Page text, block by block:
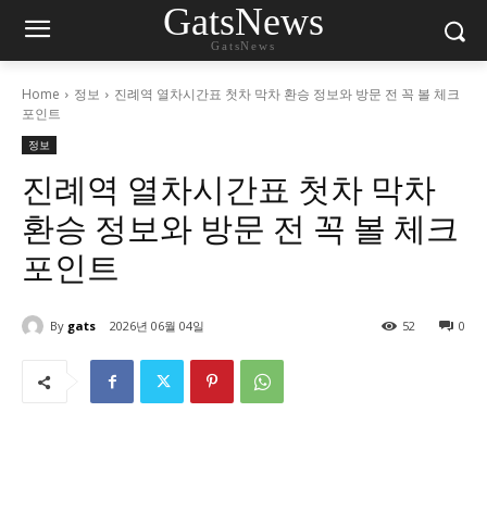
GatsNews
GatsNews
Home 정보
진례역 열차시간표 첫차 막차 환승 정보와 방문 전 꼭 볼 체크
포인트
정보
진례역 열차시간표 첫차 막차
환승 정보와 방문 전 꼭 볼 체크
포인트
By gats 2026년 06월 04일 0
52